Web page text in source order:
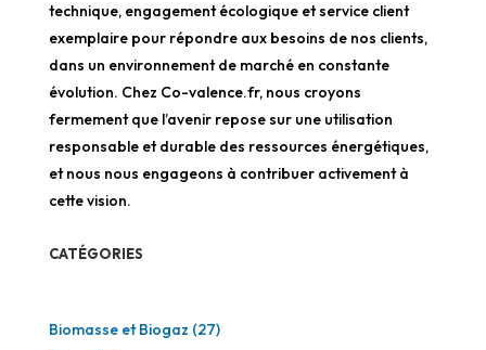
technique, engagement écologique et service client
exemplaire pour répondre aux besoins de nos clients,
dans un environnement de marché en constante
évolution. Chez Co-valence.fr, nous croyons
fermement que l’avenir repose sur une utilisation
responsable et durable des ressources énergétiques,
et nous nous engageons à contribuer activement à
cette vision.
CATÉGORIES
Biomasse et Biogaz (27)